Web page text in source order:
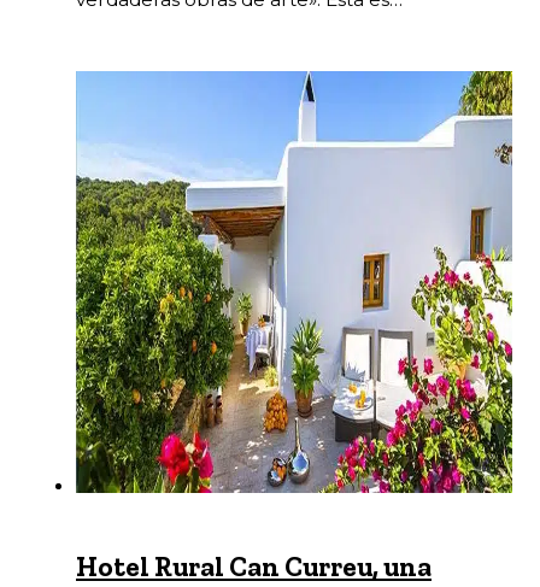
Hotel Rural Can Curreu, una